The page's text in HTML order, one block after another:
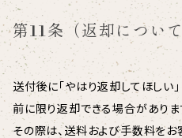
第11条（返却につい
送付後に「やはり返却してほしい
前に限り返却できる場合がありま
その際は、送料および手数料をお